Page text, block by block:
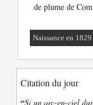
de plume de
Naissance en 1829
Citation du jour
“Si un arc-en-ciel